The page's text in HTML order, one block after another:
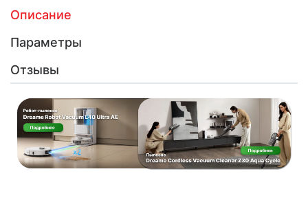
Описание
Параметры
Отзывы